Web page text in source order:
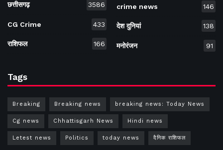
छत्तीसगढ़ 3586
CG Crime 433
राशिफल 166
crime news 146
देश दुनियां 138
मनोरंजन 91
Tags
Breaking Breaking news breaking news: Today News
Cg news Chhattisgarh News Hindi news
Letest news Politics today news दैनिक राशिफल